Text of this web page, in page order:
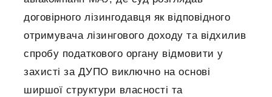
договірного лізингодавця як відповідного
отримувача лізингового доходу та відхилив
спробу податкового органу відмовити у
захисті за ДУПО виключно на основі
ширшої структури власності та